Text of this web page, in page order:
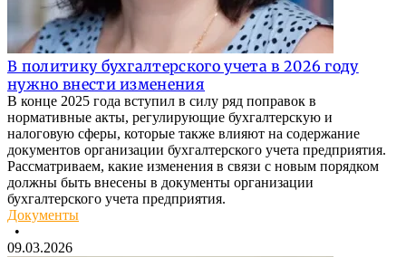
В политику бухгалтерского учета в 2026 году
нужно внести изменения
В конце 2025 года вступил в силу ряд поправок в
нормативные акты, регулирующие бухгалтерскую и
налоговую сферы, которые также влияют на содержание
документов организации бухгалтерского учета предприятия.
Рассматриваем, какие изменения в связи с новым порядком
должны быть внесены в документы организации
бухгалтерского учета предприятия.
Документы
•
09.03.2026